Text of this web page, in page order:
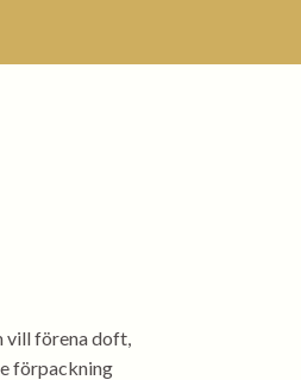
vill förena doft,
förpackning